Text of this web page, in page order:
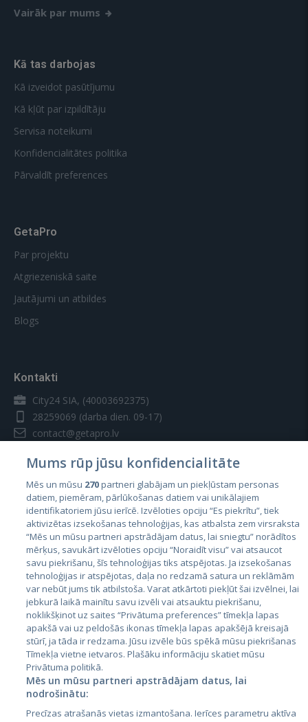
Vairāk par mums
Kā tas darbojas
Kā izveidot pasūtījumu
Kā kļūt par izpildītāju
Servisa noteikumi
Konfidencialitātes politika
Pārvaldīt preferences
GetaPro
Par projektu
Atgriezeniskā saite
Jautājumi un atbildes
Blogs
Kontakti
City24 SIA, (40003692375)
28259069 (darba dien. 09-17)
contact@getapro.lv
Valstis
Igaunija
Latvija
Lietuva
City24.lv
CVbankas.lt
Mums rūp jūsu konfidencialitāte
Mēs un mūsu 270partneri glabājam un piekļūstam personas
datiem, piemēram, pārlūkošanas datiem vai unikālajiem
identifikatoriem jūsu ierīcē. Izvēloties opciju “Es piekrītu”, tiek
aktivizētas izsekošanas tehnoloģijas, kas atbalsta zem virsraksta
“Mēs un mūsu partneri apstrādājam datus, lai sniegtu” norādītos
mērķus, savukārt izvēloties opciju “Noraidīt visu” vai atsaucot
savu piekrišanu, šīs tehnoloģijas tiks atspējotas. Ja izsekošanas
tehnoloģijas ir atspējotas, daļa no redzamā satura un reklāmām
var nebūt jums tik atbilstoša. Varat atkārtoti piekļūt šai izvēlnei, lai
jebkurā laikā mainītu savu izvēli vai atsauktu piekrišanu,
noklikšķinot uz saites “Privātuma preferences” tīmekļa lapas
apakšā vai uz peldošās ikonas tīmekļa lapas apakšējā kreisajā
stūrī, ja tāda ir redzama. Jūsu izvēle būs spēkā mūsu piekrišanas
Tīmekļa vietne ietvaros. Plašāku informāciju skatiet mūsu
Privātuma politikā.
Mēs un mūsu partneri apstrādājam datus, lai
nodrošinātu:
Precīzas atrašanās vietas izmantošana. Ierīces parametru aktīva